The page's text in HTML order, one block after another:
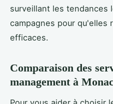
surveillant les tendances
campagnes pour
efficaces.
Comparaison des
management à